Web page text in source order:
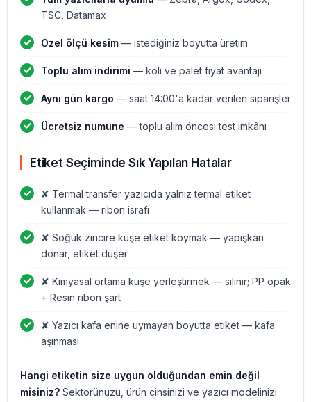
TSC, Datamax
Özel ölçü kesim — istediğiniz boyutta üretim
Toplu alım indirimi — koli ve palet fiyat avantajı
Aynı gün kargo — saat 14:00'a kadar verilen siparişler
Ücretsiz numune — toplu alım öncesi test imkânı
Etiket Seçiminde Sık Yapılan Hatalar
✘ Termal transfer yazıcıda yalnız termal etiket
kullanmak — ribon israfı
✘ Soğuk zincire kuşe etiket koymak — yapışkan
donar, etiket düşer
✘ Kimyasal ortama kuşe yerleştirmek — silinir; PP opak
+ Resin ribon şart
✘ Yazıcı kafa enine uymayan boyutta etiket — kafa
aşınması
Hangi etiketin size uygun olduğundan emin değil
misiniz? Sektörünüzü, ürün cinsinizi ve yazıcı modelinizi